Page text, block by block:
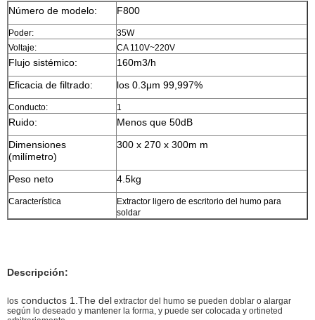
Número de modelo: F800
Poder:
35W
Voltaje:
CA 110V~220V
Flujo sistémico:
160m3/h
Eficacia de filtrado:
los 0.3μm 99,997%
Conducto: 1
Ruido:
Menos que 50dB
Dimensiones
(milímetro)
300 x 270 x 300m m
Peso neto 4.5kg
Característica
Extractor ligero de escritorio del humo para
soldar
Descripción:
los conductos 1.The del extractor del humo se pueden doblar o alargar
según lo deseado y mantener la forma, y puede ser colocada y ortineted